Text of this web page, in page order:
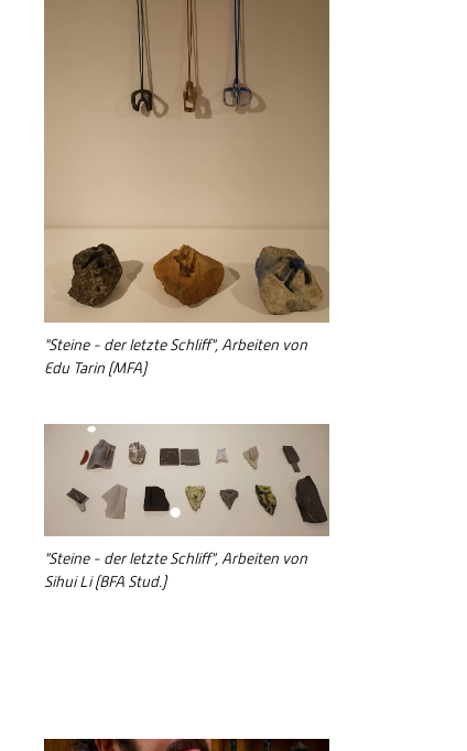
"Steine - der letzte Schliff", Arbeiten von
Edu Tarin (MFA)
"Steine - der letzte Schliff", Arbeiten von
Sihui Li (BFA Stud.)